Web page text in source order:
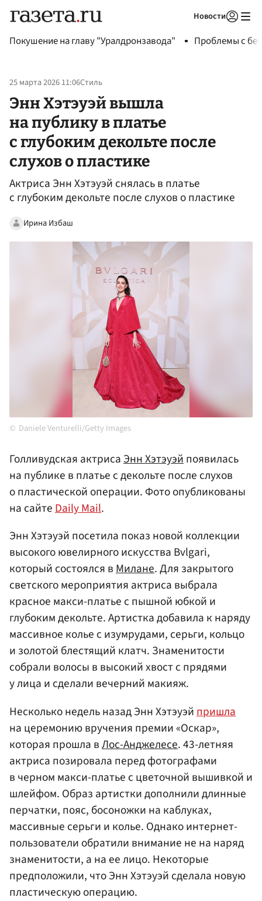
Новости
Покушение на главу "Уралдронзавода" Проблемы с
25 марта 2026 11:06Стиль
Энн Хэтэуэй вышла
на публику в платье
с глубоким декольте после
слухов о пластике
Актриса Энн Хэтэуэй снялась в платье
с глубоким декольте после слухов о пластике
Ирина Избаш
Daniele Venturelli/Getty Images
Голливудская актрисаЭнн Хэтэуэйпоявилась
на публике в платье с декольте после слухов
о пластической операции. Фото опубликованы
на сайтеDaily Mail.
Энн Хэтэуэй посетила показ новой коллекции
высокого ювелирного искусства Bvlgari,
который состоялся вМилане. Для закрытого
светского мероприятия актриса выбрала
красное макси-платье с пышной юбкой и
глубоким декольте. Артистка добавила к наряду
массивное колье с изумрудами, серьги, кольцо
и золотой блестящий клатч. Знаменитости
собрали волосы в высокий хвост с прядями
у лица и сделали вечерний макияж.
Несколько недель назад Энн Хэтэуэй пришла
на церемонию вручения премии «Оскар»,
которая прошла вЛос-Анджелесе. 43-летняя
актриса позировала перед фотографами
в черном макси-платье с цветочной вышивкой и
шлейфом. Образ артистки дополнили длинные
перчатки, пояс, босоножки на каблуках,
массивные серьги и колье. Однако интернет-
пользователи обратили внимание не на наряд
знаменитости, а на ее лицо. Некоторые
предположили, что Энн Хэтэуэй сделала новую
пластическую операцию.